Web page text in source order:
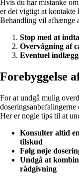
Hvis du har mistanke
er det vigtigt at kontakte
Behandling vil afhænge
Stop med at
Overvågning af
Eventuel
Forebyggelse
For at undgå mulig
Her er nogle tips til at
Konsulter altid
tilskud
Følg nøje
Undgå at
rådgivning